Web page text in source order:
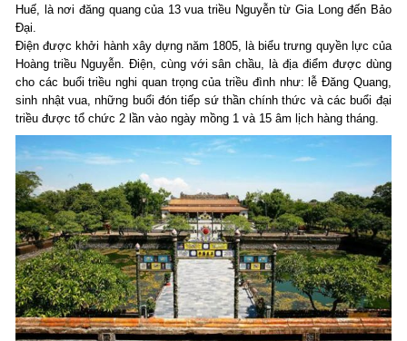
Huế, là nơi đăng quang của 13 vua triều Nguyễn từ Gia Long đến Bảo
Đại.
Điện được khởi hành xây dựng năm 1805, là biểu trưng quyền lực của
Hoàng triều Nguyễn. Điện, cùng với sân chầu, là địa điểm được dùng
cho các buổi triều nghi quan trọng của triều đình như: lễ Đăng Quang,
sinh nhật vua, những buổi đón tiếp sứ thần chính thức và các buổi đại
triều được tổ chức 2 lần vào ngày mồng 1 và 15 âm lịch hàng tháng.